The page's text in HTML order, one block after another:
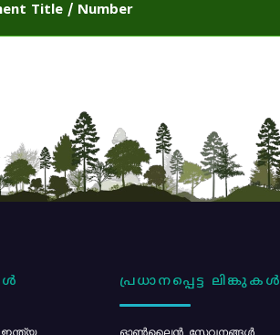
Title / Number
പ്രധാനപ്പെട്ട ലിങ്കുകൾ
ഓൺലൈൻ സേവനങ്ങൾ